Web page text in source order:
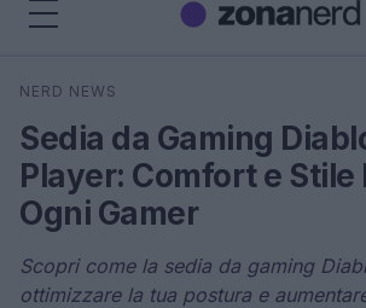
Cerca
NERD NEWS
Sedia da Gaming
Player: Comfort e Stile
Ogni Gamer
Scopri come la sedia da gaming
ottimizzare la tua postura e